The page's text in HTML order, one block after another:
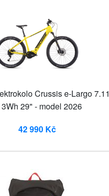
Crussis e-Largo 7.11
29" - model 2026
42 990 Kč